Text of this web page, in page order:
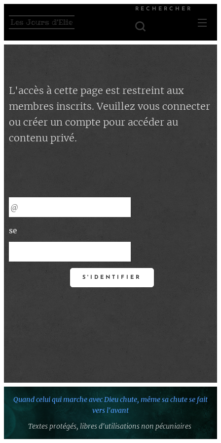
Les Jours d'Elie
RECHERCHER
L'accès à cette page est restreint aux
membres inscrits. Veuillez vous connecter
ou créer un compte pour accéder au
contenu privé.
se
S'IDENTIFIER
Quand celui qui marche avec Dieu chute, même sa chute se fait
vers l'avant
Textes protégés, libres d'utilisations non pécuniaires